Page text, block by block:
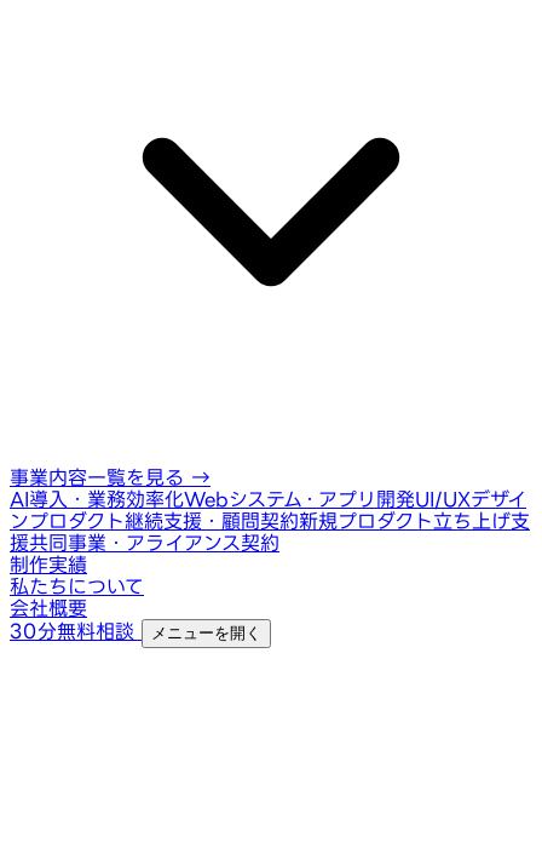
事業内容一覧を見る →
AI導入・業務効率化Webシステム・アプリ開発UI/UXデザイ
ンプロダクト継続支援・顧問契約新規プロダクト立ち上げ支
援共同事業・アライアンス契約
制作実績
私たちについて
会社概要
30分無料相談
メニューを開く